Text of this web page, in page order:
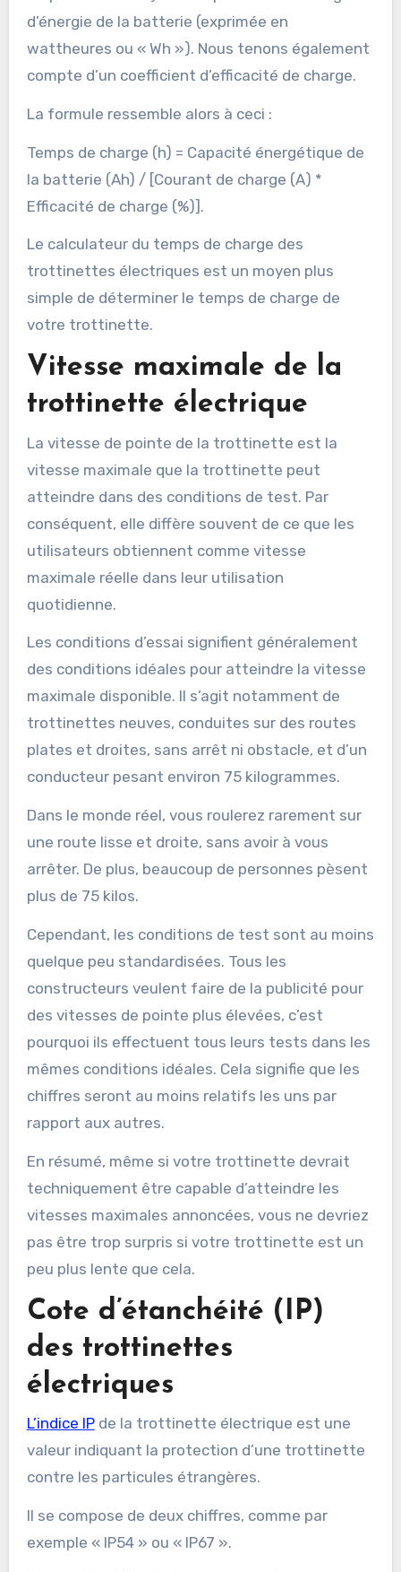
d’énergie de la batterie (exprimée en
wattheures ou « Wh »). Nous tenons également
compte d’un coefficient d’efficacité de charge.
La formule ressemble alors à ceci :
Temps de charge (h) = Capacité énergétique de
la batterie (Ah) / [Courant de charge (A) *
Efficacité de charge (%)].
Le calculateur du temps de charge des
trottinettes électriques est un moyen plus
simple de déterminer le temps de charge de
votre trottinette.
Vitesse maximale de la
trottinette électrique
La vitesse de pointe de la trottinette est la
vitesse maximale que la trottinette peut
atteindre dans des conditions de test. Par
conséquent, elle diffère souvent de ce que les
utilisateurs obtiennent comme vitesse
maximale réelle dans leur utilisation
quotidienne.
Les conditions d’essai signifient généralement
des conditions idéales pour atteindre la vitesse
maximale disponible. Il s’agit notamment de
trottinettes neuves, conduites sur des routes
plates et droites, sans arrêt ni obstacle, et d’un
conducteur pesant environ 75 kilogrammes.
Dans le monde réel, vous roulerez rarement sur
une route lisse et droite, sans avoir à vous
arrêter. De plus, beaucoup de personnes pèsent
plus de 75 kilos.
Cependant, les conditions de test sont au moins
quelque peu standardisées. Tous les
constructeurs veulent faire de la publicité pour
des vitesses de pointe plus élevées, c’est
pourquoi ils effectuent tous leurs tests dans les
mêmes conditions idéales. Cela signifie que les
chiffres seront au moins relatifs les uns par
rapport aux autres.
En résumé, même si votre trottinette devrait
techniquement être capable d’atteindre les
vitesses maximales annoncées, vous ne devriez
pas être trop surpris si votre trottinette est un
peu plus lente que cela.
Cote d’étanchéité (IP)
des trottinettes
électriques
L’indice IPde la trottinette électrique est une
valeur indiquant la protection d’une trottinette
contre les particules étrangères.
Il se compose de deux chiffres, comme par
exemple « IP54 » ou « IP67 ».